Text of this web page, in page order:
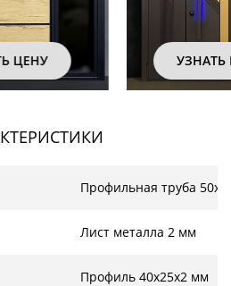
УЗНАТЬ ЦЕНУ
Профильная труба
Лист металла 2 мм
Профиль 40х25х2 мм